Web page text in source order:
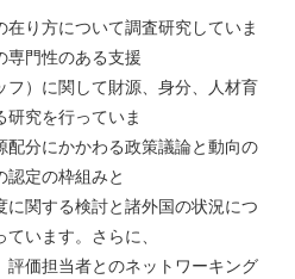
り方について調査研究していま
専門性のある支援
フ）に関して財源、身分、人材育
研究を行っていま
配分にかかわる政策議論と動向の
認定の枠組みと
に関する検討と諸外国の状況につ
います。さらに、
評価担当者とのネットワーキング